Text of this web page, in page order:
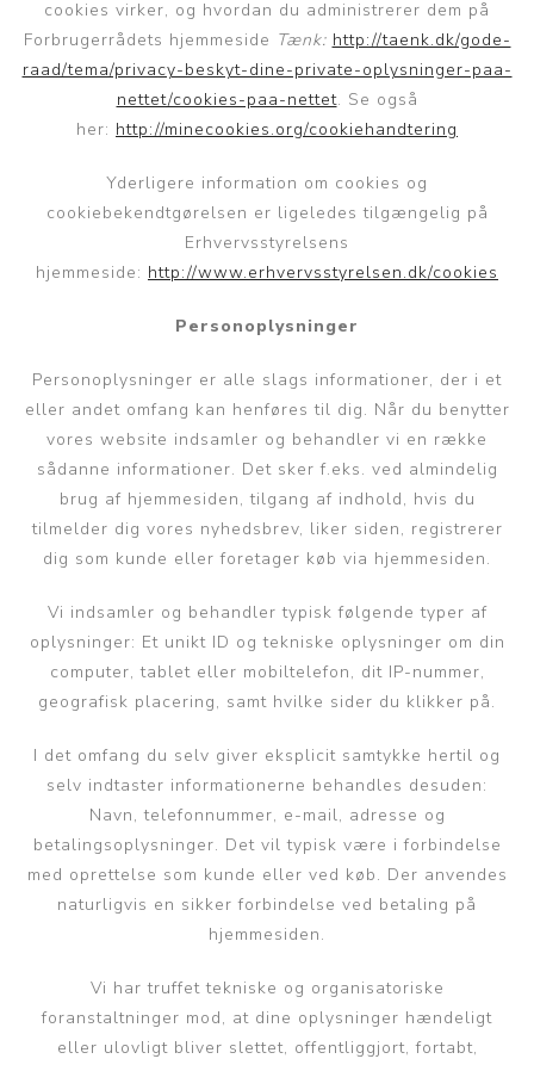
cookies virker, og hvordan du administrerer dem på
Forbrugerrådets hjemmeside Tænk: http://taenk.dk/gode-
raad/tema/privacy-beskyt-dine-private-oplysninger-paa-
nettet/cookies-paa-nettet. Se også
her: http://minecookies.org/cookiehandtering
Yderligere information om cookies og
cookiebekendtgørelsen er ligeledes tilgængelig på
Erhvervsstyrelsens
hjemmeside: http://www.erhvervsstyrelsen.dk/cookies
Personoplysninger
Personoplysninger er alle slags informationer, der i et
eller andet omfang kan henføres til dig. Når du benytter
vores website indsamler og behandler vi en række
sådanne informationer. Det sker f.eks. ved almindelig
brug af hjemmesiden, tilgang af indhold, hvis du
tilmelder dig vores nyhedsbrev, liker siden, registrerer
dig som kunde eller foretager køb via hjemmesiden.
Vi indsamler og behandler typisk følgende typer af
oplysninger: Et unikt ID og tekniske oplysninger om din
computer, tablet eller mobiltelefon, dit IP-nummer,
geografisk placering, samt hvilke sider du klikker på.
I det omfang du selv giver eksplicit samtykke hertil og
selv indtaster informationerne behandles desuden:
Navn, telefonnummer, e-mail, adresse og
betalingsoplysninger. Det vil typisk være i forbindelse
med oprettelse som kunde eller ved køb. Der anvendes
naturligvis en sikker forbindelse ved betaling på
hjemmesiden.
Vi har truffet tekniske og organisatoriske
foranstaltninger mod, at dine oplysninger hændeligt
eller ulovligt bliver slettet, offentliggjort, fortabt,